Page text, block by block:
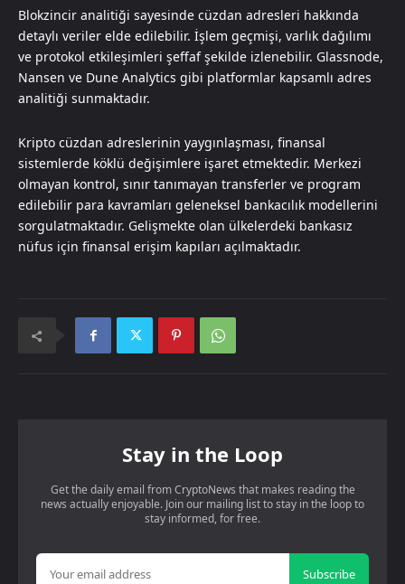
Blokzincir analitiği sayesinde cüzdan adresleri hakkında
detaylı veriler elde edilebilir. İşlem geçmişi, varlık dağılımı
ve protokol etkileşimleri şeffaf şekilde izlenebilir. Glassnode,
Nansen ve Dune Analytics gibi platformlar kapsamlı adres
analitiği sunmaktadır.
Kripto cüzdan adreslerinin yaygınlaşması, finansal
sistemlerde köklü değişimlere işaret etmektedir. Merkezi
olmayan kontrol, sınır tanımayan transferler ve program
edilebilir para kavramları geleneksel bankacılık modellerini
sorgulatmaktadır. Gelişmekte olan ülkelerdeki bankasız
nüfus için finansal erişim kapıları açılmaktadır.
Stay in the Loop
Get the daily email from CryptoNews that makes reading the
news actually enjoyable. Join our mailing list to stay in the loop to
stay informed, for free.
Subscribe